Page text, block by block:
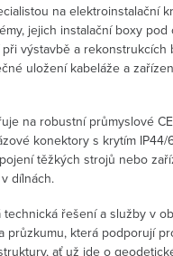
na elektroinstalační
jejich instalační boxy pod
výstavbě a rekonstrukcích
uložení kabeláže a
na robustní průmyslové
konektory s krytím IP44/
těžkých strojů nebo
dílnách.
technická řešení a služby v
průzkumu, která podporují
ať už jde o